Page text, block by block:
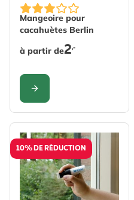
Mangeoire pour
cacahuètes Berlin
The price depends on
à partir de2,-
CONFIGURER
10% DE RÉDUCTION